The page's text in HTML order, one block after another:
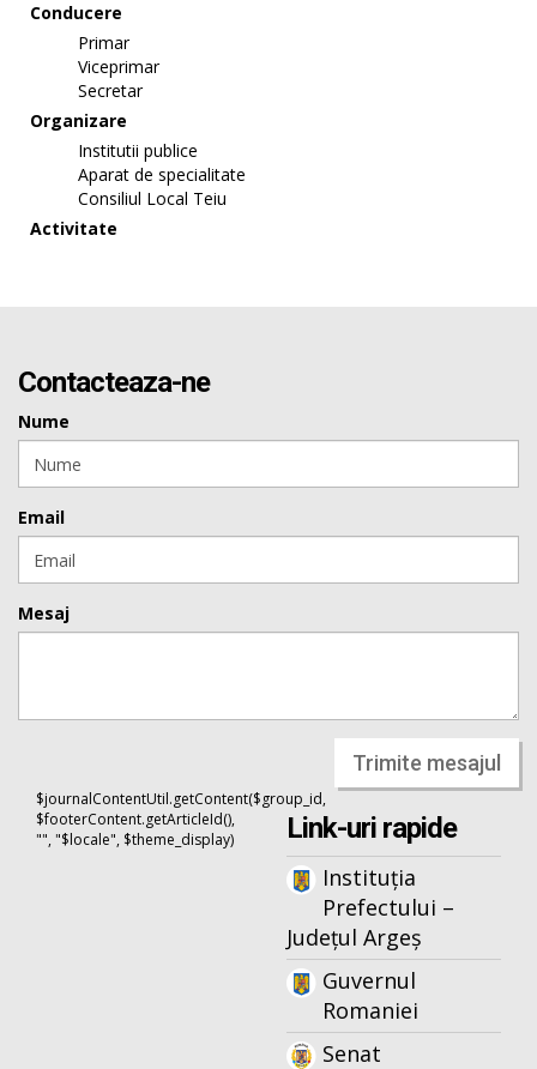
Conducere
Primar
Viceprimar
Secretar
Organizare
Institutii publice
Aparat de specialitate
Consiliul Local Teiu
Activitate
Contacteaza-ne
Nume
Email
Mesaj
Trimite mesajul
$journalContentUtil.getContent($group_id,
$footerContent.getArticleId(),
"", "$locale", $theme_display)
Link-uri rapide
Instituția
Prefectului –
Județul Argeș
Guvernul
Romaniei
Senat